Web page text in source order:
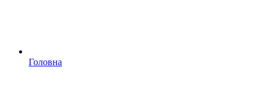
Головна